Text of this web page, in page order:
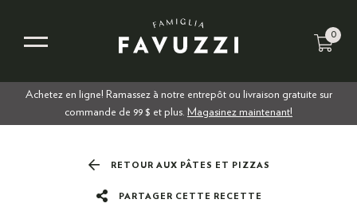
0
Achetez en ligne! Ramassez à notre entrepôt ou livraison gratuite sur
commande de 99 $ et plus. Magasinez maintenant!
RETOUR AUX PÂTES ET PIZZAS
PARTAGER CETTE RECETTE